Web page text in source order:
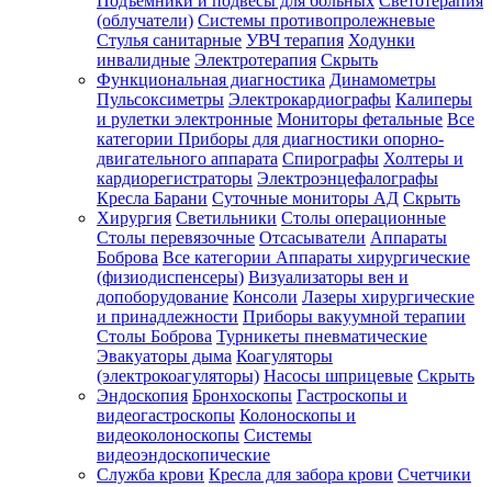
(облучатели) Системы противопролежневые
Стулья санитарные УВЧ терапия Ходунки
инвалидные Электротерапия Скрыть
Функциональная диагностика Динамометры
Пульсоксиметры Электрокардиографы Калиперы
и рулетки электронные Мониторы фетальные Все
категории Приборы для диагностики опорно-
двигательного аппарата Спирографы Холтеры и
кардиорегистраторы Электроэнцефалографы
Кресла Барани Суточные мониторы АД Скрыть
Хирургия Светильники Столы операционные
Столы перевязочные Отсасыватели Аппараты
Боброва Все категории Аппараты хирургические
(физиодиспенсеры) Визуализаторы вен и
допоборудование Консоли Лазеры хирургические
и принадлежности Приборы вакуумной терапии
Столы Боброва Турникеты пневматические
Эвакуаторы дыма Коагуляторы
(электрокоагуляторы) Насосы шприцевые Скрыть
Эндоскопия Бронхоскопы Гастроскопы и
видеогастроскопы Колоноскопы и
видеоколоноскопы Системы
видеоэндоскопические
Служба крови Кресла для забора крови Счетчики